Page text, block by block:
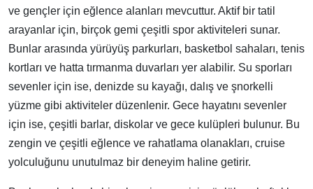
ve gençler için eğlence alanları mevcuttur. Aktif bir tatil
arayanlar için, birçok gemi çeşitli spor aktiviteleri sunar.
Bunlar arasında yürüyüş parkurları, basketbol sahaları, tenis
kortları ve hatta tırmanma duvarları yer alabilir. Su sporları
sevenler için ise, denizde su kayağı, dalış ve şnorkelli
yüzme gibi aktiviteler düzenlenir. Gece hayatını sevenler
için ise, çeşitli barlar, diskolar ve gece kulüpleri bulunur. Bu
zengin ve çeşitli eğlence ve rahatlama olanakları, cruise
yolculuğunu unutulmaz bir deneyim haline getirir.